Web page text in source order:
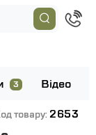
3 Відео
товару: 2653